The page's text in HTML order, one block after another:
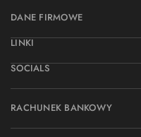
DANE FIRMOWE
LINKI
SOCIALS
RACHUNEK BANKOWY